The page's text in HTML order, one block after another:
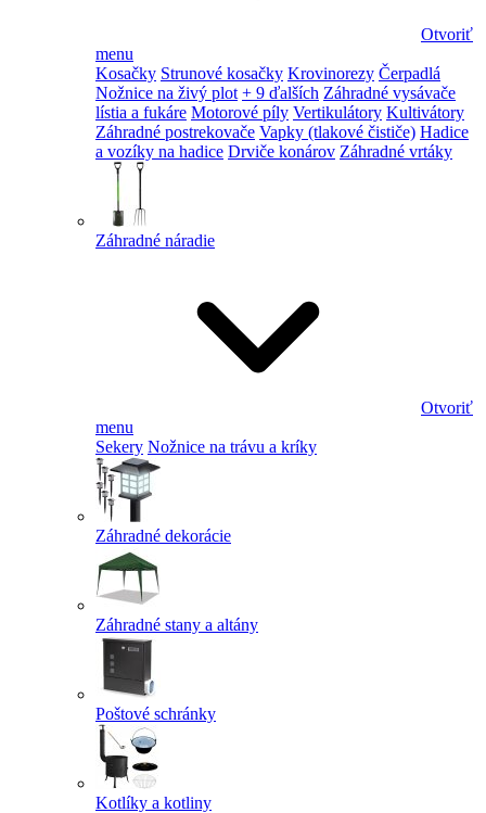
Otvoriť
menu
Kosačky Strunové kosačky Krovinorezy Čerpadlá
Nožnice na živý plot + 9 ďalších Záhradné vysávače
lístia a fukáre Motorové píly Vertikulátory Kultivátory
Záhradné postrekovače Vapky (tlakové čističe) Hadice
a vozíky na hadice Drviče konárov Záhradné vrtáky
Záhradné náradie
Otvoriť
menu
Sekery Nožnice na trávu a kríky
Záhradné dekorácie
Záhradné stany a altány
Poštové schránky
Kotlíky a kotliny